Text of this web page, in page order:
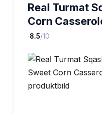
Real Turmat
Corn
·8.5/10